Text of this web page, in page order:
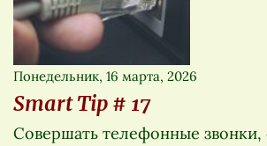
Понедельник, 16 марта, 2026
Smart Tip # 17
Совершать телефонные звонки,